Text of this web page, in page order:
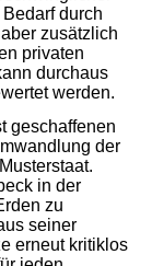
durch
zusätzlich
privaten
durchaus
werden.
geschaffenen
der
in der
zu
seiner
erneut kritiklos